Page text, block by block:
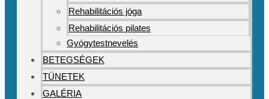
Rehabilitációs jóga
Rehabilitációs pilates
Gyógytestnevelés
BETEGSÉGEK
TÜNETEK
GALÉRIA